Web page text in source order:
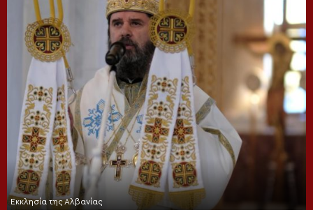
Εκκλησία της Αλβανίας